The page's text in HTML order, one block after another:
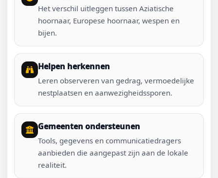
Het verschil uitleggen tussen Aziatische
hoornaar, Europese hoornaar, wespen en
bijen.
Helpen herkennen
Leren observeren van gedrag, vermoedelijke
nestplaatsen en aanwezigheidssporen.
Gemeenten ondersteunen
Tools, gegevens en communicatiedragers
aanbieden die aangepast zijn aan de lokale
realiteit.